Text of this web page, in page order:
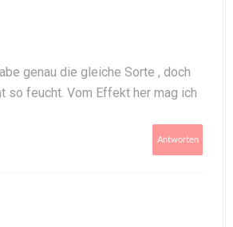
genau die gleiche Sorte , doch
so feucht. Vom Effekt her mag ich
Antworten